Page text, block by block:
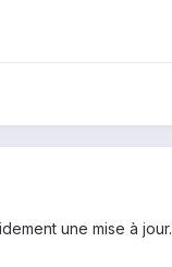
une mise à jour.